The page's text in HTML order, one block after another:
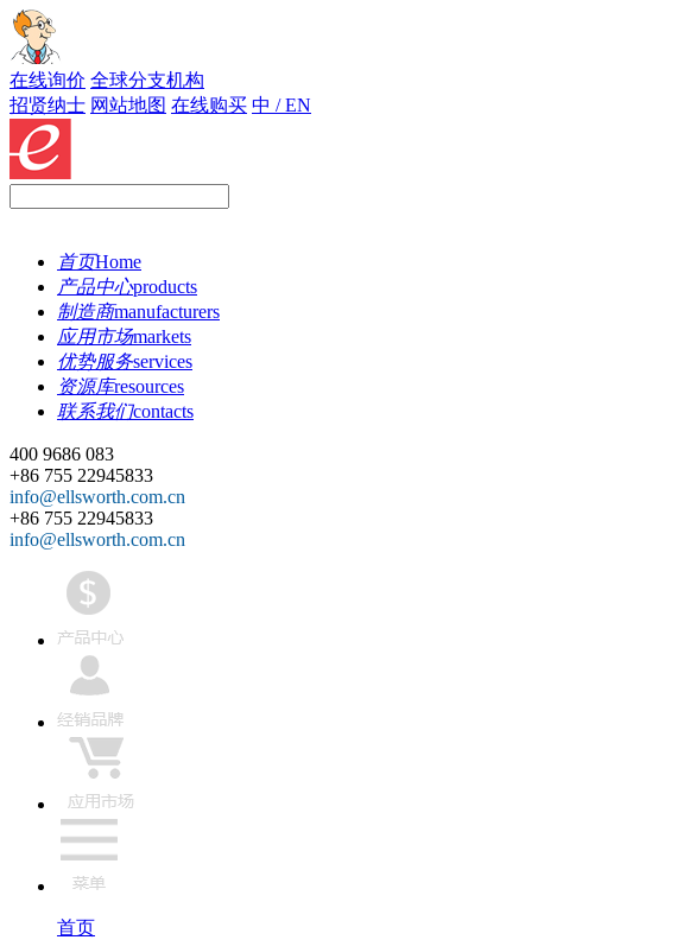
在线询价 全球分支机构
招贤纳士 网站地图 在线购买 中 / EN
首页Home
产品中心products
制造商manufacturers
应用市场markets
优势服务services
资源库resources
联系我们contacts
400 9686 083
+86 755 22945833
info@ellsworth.com.cn
+86 755 22945833
info@ellsworth.com.cn
首页